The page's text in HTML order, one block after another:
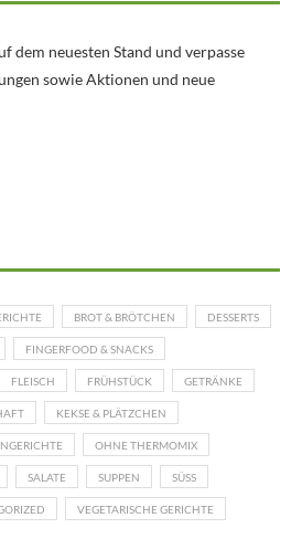
dem neuesten Stand und verpasse
sowie Aktionen und neue
BROT & BRÖTCHEN DESSERTS
FINGERFOOD & SNACKS
FLEISCH FRÜHSTÜCK GETRÄNKE
KEKSE & PLÄTZCHEN
OHNE THERMOMIX
SALATE SUPPEN SÜSS
VEGETARISCHE GERICHTE